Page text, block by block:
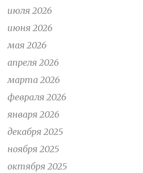
июля 2026
июня 2026
мая 2026
апреля 2026
марта 2026
февраля 2026
января 2026
декабря 2025
ноября 2025
октября 2025